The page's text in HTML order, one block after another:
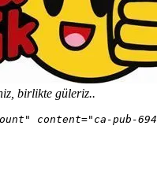
birlikte güleriz..
content="ca-pub-